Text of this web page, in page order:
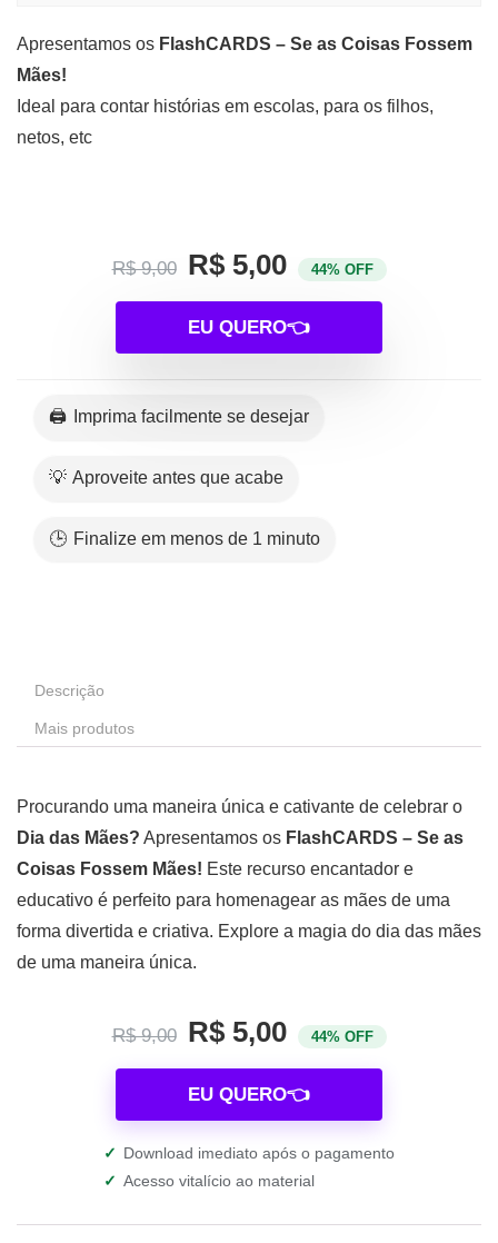
Apresentamos os FlashCARDS – Se as Coisas Fossem
Mães!
Ideal para contar histórias em escolas, para os filhos,
netos, etc
R$ 9,00 R$ 5,00 44% OFF
EU QUERO👈
🖨️ Imprima facilmente se desejar
💡 Aproveite antes que acabe
🕒 Finalize em menos de 1 minuto
Descrição
Mais produtos
Procurando uma maneira única e cativante de celebrar o
Dia das Mães? Apresentamos os FlashCARDS – Se as
Coisas Fossem Mães! Este recurso encantador e
educativo é perfeito para homenagear as mães de uma
forma divertida e criativa. Explore a magia do dia das mães
de uma maneira única.
R$ 9,00 R$ 5,00 44% OFF
EU QUERO👈
✓ Download imediato após o pagamento
✓ Acesso vitalício ao material